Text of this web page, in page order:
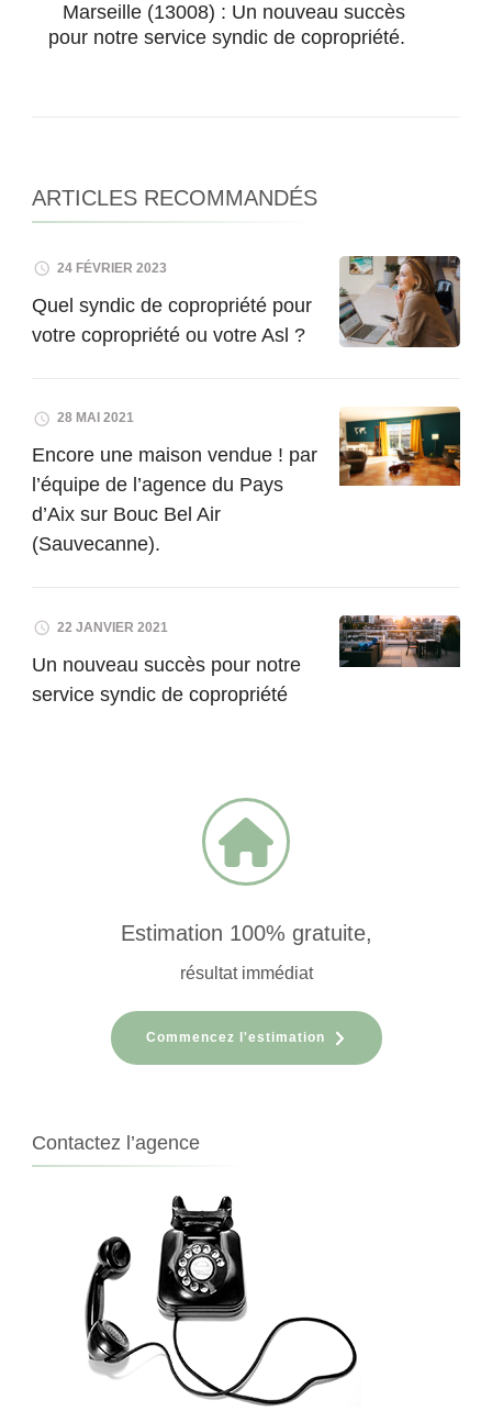
Marseille (13008) : Un nouveau succès
pour notre service syndic de copropriété.
ARTICLES RECOMMANDÉS
24 FÉVRIER 2023
Quel syndic de copropriété pour
votre copropriété ou votre Asl ?
28 MAI 2021
Encore une maison vendue ! par
l’équipe de l’agence du Pays
d’Aix sur Bouc Bel Air
(Sauvecanne).
22 JANVIER 2021
Un nouveau succès pour notre
service syndic de copropriété
Estimation 100% gratuite,
résultat immédiat
Commencez l'estimation
Contactez l’agence